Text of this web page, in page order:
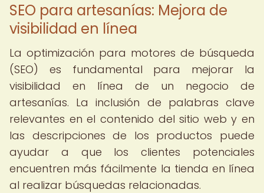
SEO para artesanías: Mejora de
visibilidad en línea
La optimización para motores de búsqueda
(SEO) es fundamental para mejorar la
visibilidad en línea de un negocio de
artesanías. La inclusión de palabras clave
relevantes en el contenido del sitio web y en
las descripciones de los productos puede
ayudar a que los clientes potenciales
encuentren más fácilmente la tienda en línea
al realizar búsquedas relacionadas.